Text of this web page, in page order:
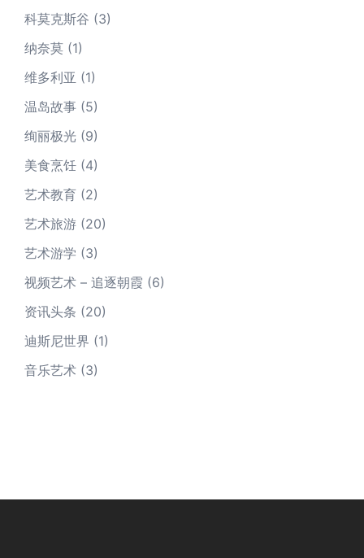
科莫克斯谷 (3)
纳奈莫 (1)
维多利亚 (1)
温岛故事 (5)
绚丽极光 (9)
美食烹饪 (4)
艺术教育 (2)
艺术旅游 (20)
艺术游学 (3)
视频艺术 – 追逐朝霞 (6)
资讯头条 (20)
迪斯尼世界 (1)
音乐艺术 (3)